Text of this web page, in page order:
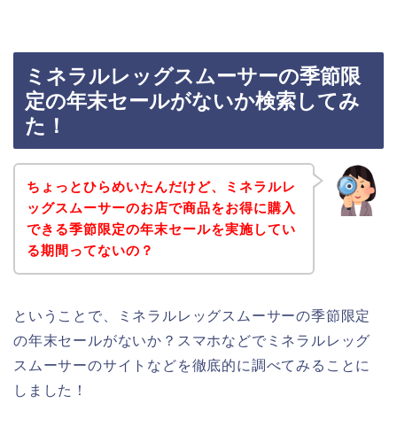
ミネラルレッグスムーサーの季節限
定の年末セールがないか検索してみ
た！
ちょっとひらめいたんだけど、ミネラルレ
ッグスムーサーのお店で商品をお得に購入
できる季節限定の年末セールを実施してい
る期間ってないの？
ということで、ミネラルレッグスムーサーの季節限定
の年末セールがないか？スマホなどでミネラルレッグ
スムーサーのサイトなどを徹底的に調べてみることに
しました！